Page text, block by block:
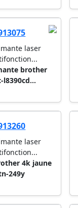
laser
brother
l8390cd...
laser
4k jaune
249y